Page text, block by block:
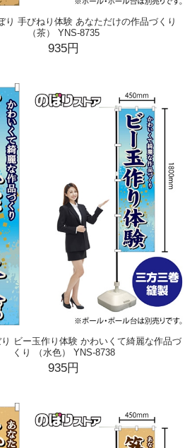
り 手びねり体験 あなただけの作品づくり
（茶） YNS-8735
935円
ビー玉作り体験 かわいくて綺麗な作品づ
くり （水色） YNS-8738
935円